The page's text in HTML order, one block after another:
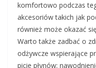
komfortowo podczas
akcesoriów takich jak
również może okazać
Warto także zadbać o
odżywcze wspierające
picie płynów;